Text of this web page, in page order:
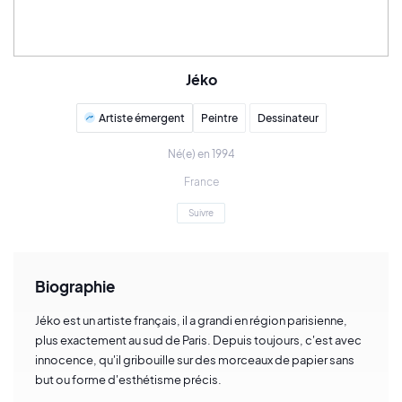
Jéko
Artiste émergent Peintre Dessinateur
Né(e) en 1994
France
Suivre
Biographie
Jéko est un artiste français, il a grandi en région parisienne,
plus exactement au sud de Paris. Depuis toujours, c'est avec
innocence, qu'il gribouille sur des morceaux de papier sans
but ou forme d'esthétisme précis.